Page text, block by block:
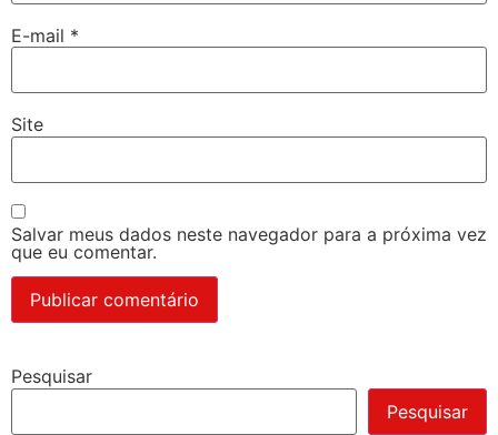
E-mail *
Site
Salvar meus dados neste navegador para a próxima vez
que eu comentar.
Pesquisar
Pesquisar